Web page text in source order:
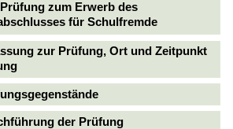
zum Erwerb des
für Schulfremde
zur Prüfung, Ort und Zeitpunkt
der Prüfung